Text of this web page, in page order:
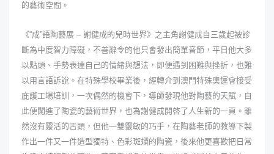
的藝術空間。
《“成”語陶藝展 – 謝健成的兒時世界》之主角謝健成自三歲起被診
斷為中度智力障礙，不善辭令的他只會發出簡單音節，平日他大多
以點頭、手勢表達自己的情緒與想法，即便遇到困難與挫折，也難
以用言語訴說。在特殊學校畢業後，經轉介到澳門特殊奧運會接受
庇護工場培訓，一次偶然的機會下，導師發現他對陶藝的天賦，自
此便闖進了陶瓷的藝術世界，也為謝健成開啓了人生新的一頁。雖
然沒有靈活的舌頭，但他一雙靈敏的巧手，在陶藝老師的教導下製
作出一件又一件造型獨特、色彩斑斕的陶瓷，後來他更喜歡把日常